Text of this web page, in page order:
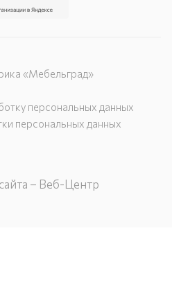
«Мебельград»
персональных данных
персональных данных
– Веб-Центр